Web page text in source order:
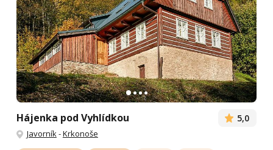
Hájenka pod Vyhlídkou 5,0
Javorník-Krkonoše